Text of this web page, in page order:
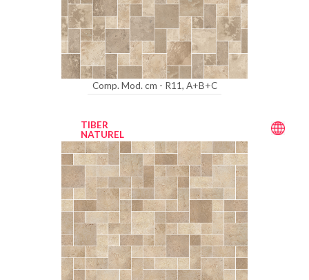
Comp. Mod. cm - R11, A+B+C
TIBER
NATUREL